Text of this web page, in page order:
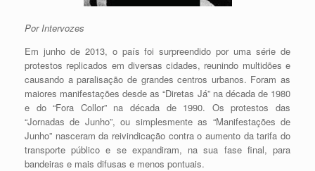
Por Intervozes
Em junho de 2013, o país foi surpreendido por uma série de
protestos replicados em diversas cidades, reunindo multidões e
causando a paralisação de grandes centros urbanos. Foram as
maiores manifestações desde as “Diretas Já” na década de 1980
e do “Fora Collor” na década de 1990. Os protestos das
“Jornadas de Junho”, ou simplesmente as “Manifestações de
Junho” nasceram da reivindicação contra o aumento da tarifa do
transporte público e se expandiram, na sua fase final, para
bandeiras e mais difusas e menos pontuais.